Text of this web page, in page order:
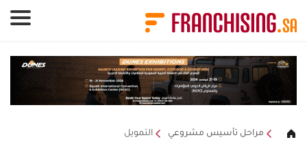
مراحل تأسيس مشروعي التمويل
لوحة إدارة ملفات تعريف الارتباط